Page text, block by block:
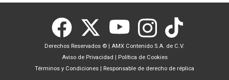
Derechos Reservados © | AMX Contenido S.A. de C.V.
Aviso de Privacidad | Política de Cookies
Términos y Condiciones | Responsable de derecho de réplica